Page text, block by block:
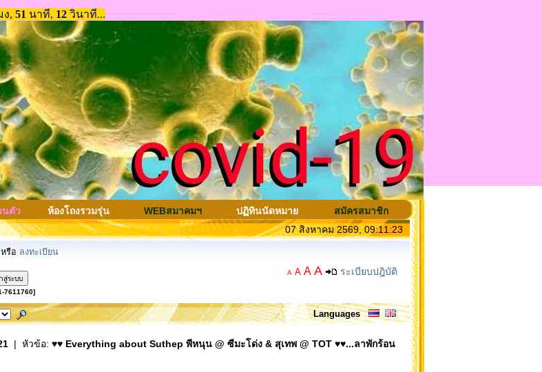
นตัว ห้องโถงรวมรุ่น WEBสมาคมฯ ปฏิทินนัดหมาย
สมัครสมาชิก
07 สิงหาคม 2569, 09:11:23
หรือ ลงทะเบียน
7611760]
A A A A ระเบียบปฎิบัติ
Languages
| หัวข้อ: ♥♥ Everything about Suthep พีหนุน @ ซีมะโด่ง & สุเทพ @ TOT ♥♥...ลาพักร้อน